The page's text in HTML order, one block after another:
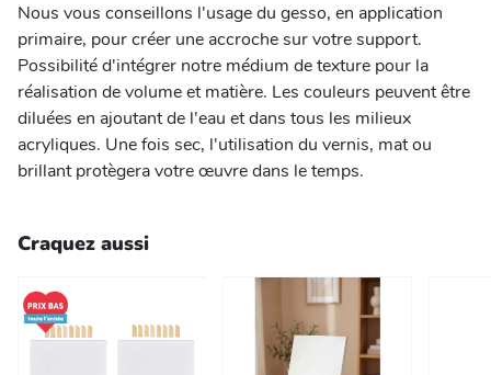
Nous vous conseillons l'usage du gesso, en application
primaire, pour créer une accroche sur votre support.
Possibilité d'intégrer notre médium de texture pour la
réalisation de volume et matière. Les couleurs peuvent être
diluées en ajoutant de l'eau et dans tous les milieux
acryliques. Une fois sec, l'utilisation du vernis, mat ou
brillant protègera votre œuvre dans le temps.
Craquez aussi